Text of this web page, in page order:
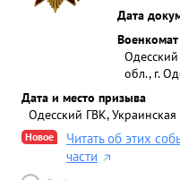
Дата
Военкомат
обл., г.
Дата и место призыва
Одесский ГВК, Украинская
Новое
Читать об этих
части